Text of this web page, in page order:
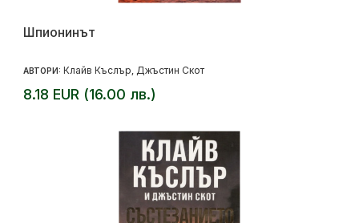
Шпионинът
АВТОРИ: Клайв Къслър Джъстин Скот
8.18 EUR (16.00 лв.)